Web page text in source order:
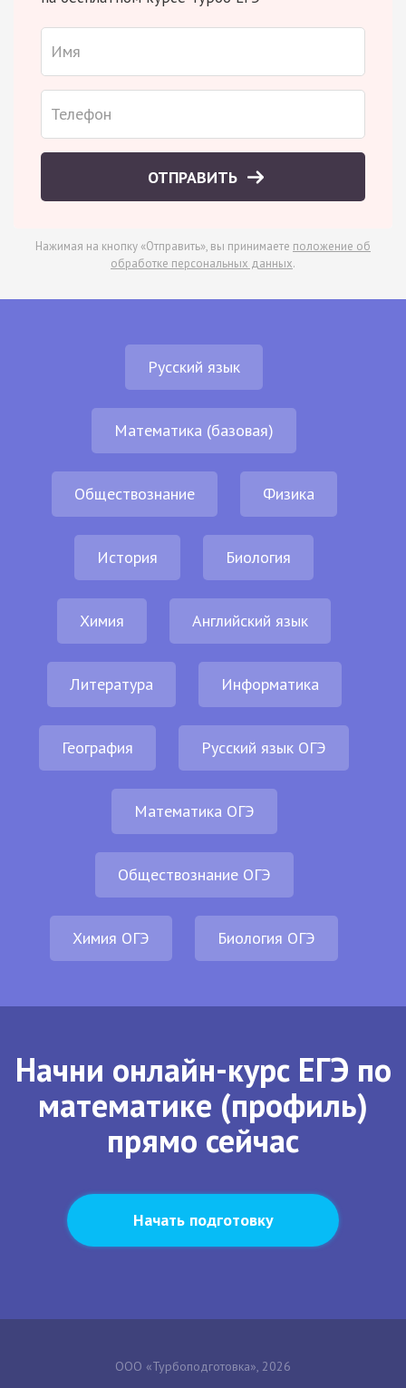
ОТПРАВИТЬ
Нажимая на кнопку «Отправить», вы принимаете положение об
обработке персональных данных.
Русский язык
Математика (базовая)
Обществознание Физика
История Биология
Химия Английский язык
Литература Информатика
География Русский язык ОГЭ
Математика ОГЭ
Обществознание ОГЭ
Химия ОГЭ Биология ОГЭ
Начни онлайн-курс ЕГЭ по
математике (профиль)
прямо сейчас
Начать подготовку
ООО «Турбоподготовка», 2026